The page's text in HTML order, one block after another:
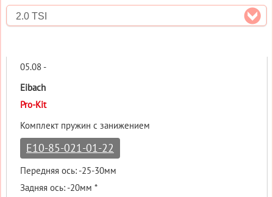
2.0 TSI
05.08 -
Eibach
Pro-Kit
Комплект пружин с занижением
E10-85-021-01-22
Передняя ось: -25-30мм
Задняя ось: -20мм *